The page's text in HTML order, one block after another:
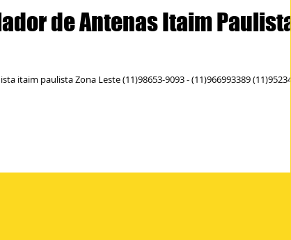
de Antenas Itaim Paulista
itaim paulista Zona Leste (11)98653-9093 - (11)966993389 (11)95234-